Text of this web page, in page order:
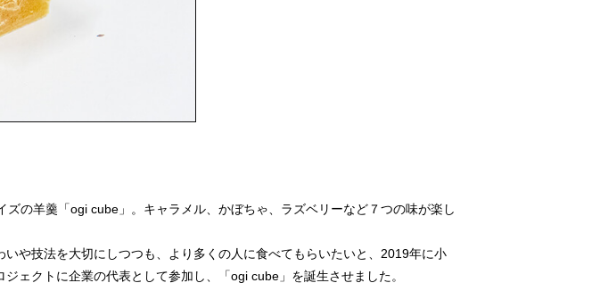
の羊羹「ogi cube」。キャラメル、かぼちゃ、ラズベリーなど７つの味が楽し
や技法を大切にしつつも、より多くの人に食べてもらいたいと、2019年に小
ェクトに企業の代表として参加し、「ogi cube」を誕生させました。